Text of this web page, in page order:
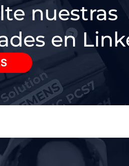
nuestras
en